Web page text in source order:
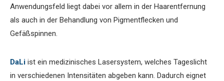
Anwendungsfeld liegt dabei vor allem in der Haarentfernung
als auch in der Behandlung von Pigmentflecken und
Gefäßspinnen.
DaLi ist ein medizinisches Lasersystem, welches Tageslicht
in verschiedenen Intensitäten abgeben kann. Dadurch eignet